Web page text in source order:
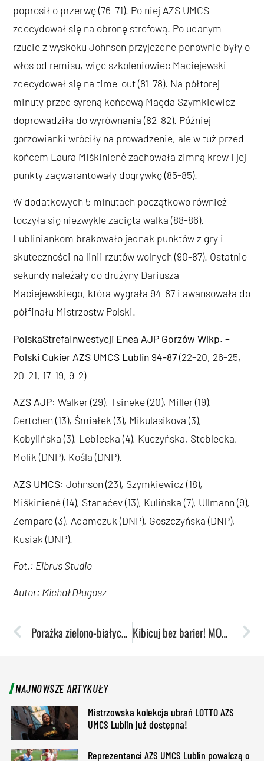
poprosił o przerwę (76-71). Po niej AZS UMCS
zdecydował się na obronę strefową. Po udanym
rzucie z wyskoku Johnson przyjezdne ponownie były o
włos od remisu, więc szkoleniowiec Maciejewski
zdecydował się na time-out (81-78). Na półtorej
minuty przed syreną końcową Magda Szymkiewicz
doprowadziła do wyrównania (82-82). Później
gorzowianki wróciły na prowadzenie, ale w tuż przed
końcem Laura Miškinienė zachowała zimną krew i jej
punkty zagwarantowały dogrywkę (85-85).
W dodatkowych 5 minutach początkowo również
toczyła się niezwykle zacięta walka (88-86).
Lubliniankom brakowało jednak punktów z gry i
skuteczności na linii rzutów wolnych (90-87). Ostatnie
sekundy należały do drużyny Dariusza
Maciejewskiego, która wygrała 94-87 i awansowała do
półfinału Mistrzostw Polski.
PolskaStrefaInwestycji Enea AJP Gorzów Wlkp. –
Polski Cukier AZS UMCS Lublin 94-87(22-20, 26-25,
20-21, 17-19, 9-2)
AZS AJP: Walker (29), Tsineke (20), Miller (19),
Gertchen (13), Śmiałek (3), Mikulasikova (3),
Kobylińska (3), Lebiecka (4), Kuczyńska, Steblecka,
Molik (DNP), Kośla (DNP).
AZS UMCS: Johnson (23), Szymkiewicz (18),
Miškinienė (14), Stanaćev (13), Kulińska (7), Ullmann (9),
Zempare (3), Adamczuk (DNP), Goszczyńska (DNP),
Kusiak (DNP).
Fot.: Elbrus Studio
Autor: Michał Długosz
Porażka zielono-białych w Gorzowie. Koszykarki krok dalej od półfinału Kibicuj bez barier! MOSiR Lublin startuje z nowym programem: „Z domu na mecz”
NAJNOWSZE ARTYKUŁY
Mistrzowska kolekcja ubrań LOTTO AZS
UMCS Lublin już dostępna!
Reprezentanci AZS UMCS Lublin powalczą o